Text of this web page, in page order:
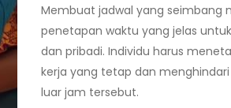
Membuat jadwal yang seimbang
penetapan waktu yang jelas
dan pribadi. Individu harus
kerja yang tetap dan
luar jam tersebut.